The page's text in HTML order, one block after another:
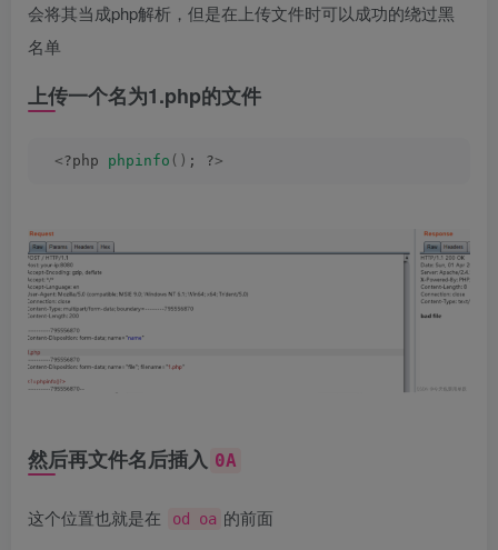
会将其当成php解析，但是在上传文件时可以成功的绕过黑
名单
上传一个名为1.php的文件
<?php phpinfo () ; ?>
然后再文件名后插入 0A
这个位置也就是在 od oa 的前面